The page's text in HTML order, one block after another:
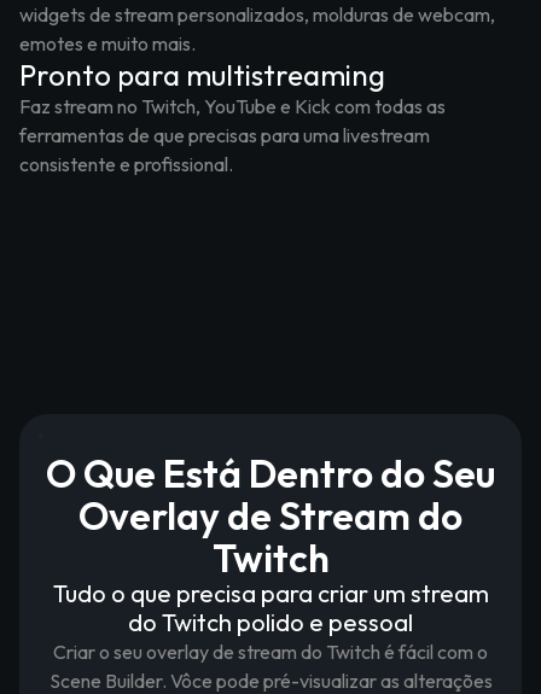
widgets de stream personalizados, molduras de webcam,
emotes e muito mais.
Pronto para multistreaming
Faz stream no Twitch, YouTube e Kick com todas as
ferramentas de que precisas para uma livestream
consistente e profissional.
O Que Está Dentro do Seu
Overlay de Stream do
Twitch
Tudo o que precisa para criar um stream
do Twitch polido e pessoal
Criar o seu overlay de stream do Twitch é fácil com o
Scene Builder. Vôce pode pré-visualizar as alterações